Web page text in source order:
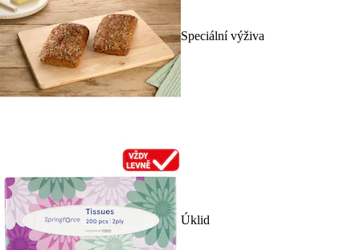
Speciální výživa
Úklid